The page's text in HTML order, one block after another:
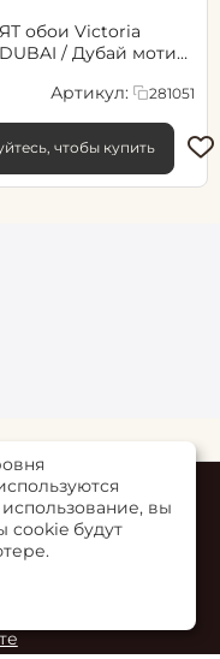
обои Victoria
мотив
Артикул: 281051
чтобы купить
Луговая 73Б,
вы
cookie будут